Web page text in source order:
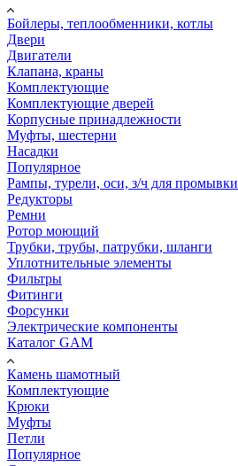
Бойлеры, теплообменники, котлы
Двери
Двигатели
Клапана, краны
Комплектующие
Комплектующие дверей
Корпусные принадлежности
Муфты, шестерни
Насадки
Популярное
Рампы, турели, оси, з/ч для промывки
Редукторы
Ремни
Ротор моющий
Трубки, трубы, патрубки, шланги
Уплотнительные элементы
Фильтры
Фитинги
Форсунки
Электрические компоненты
Каталог GAM
Камень шамотный
Комплектующие
Крюки
Муфты
Петли
Популярное